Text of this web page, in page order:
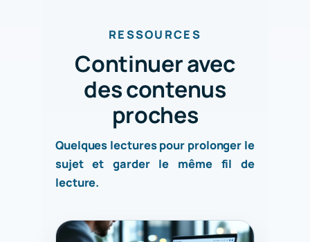
RESSOURCES
Continuer avec
des contenus
proches
Quelques lectures pour prolonger le
sujet et garder le même fil de
lecture.